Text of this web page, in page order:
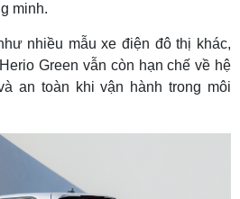
minh.
nhiều mẫu xe điện đô thị khác,
Green vẫn còn hạn chế về hệ
an toàn khi vận hành trong môi